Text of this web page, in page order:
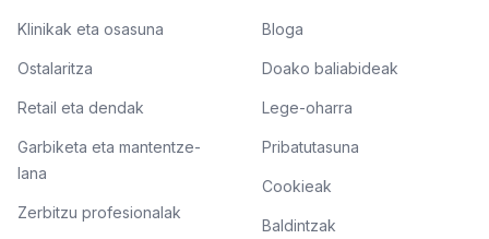
Klinikak eta osasuna
Ostalaritza
Retail eta dendak
Garbiketa eta mantentze-
lana
Zerbitzu profesionalak
Bloga
Doako baliabideak
Lege-oharra
Pribatutasuna
Cookieak
Baldintzak